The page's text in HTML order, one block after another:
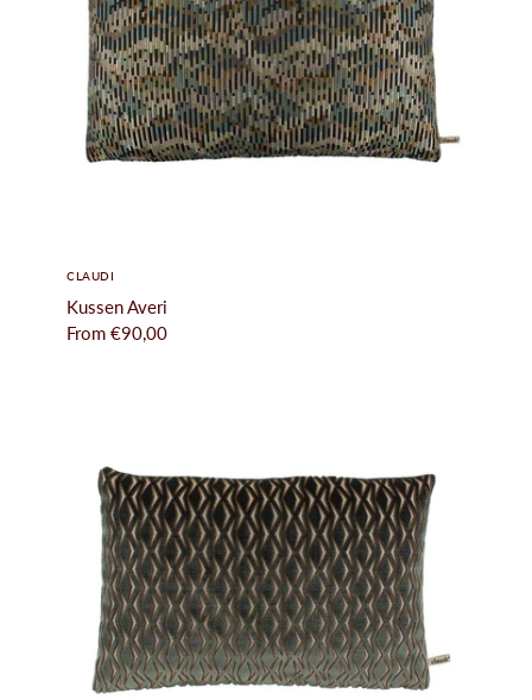
CLAUDI
Kussen Averi
From €90,00